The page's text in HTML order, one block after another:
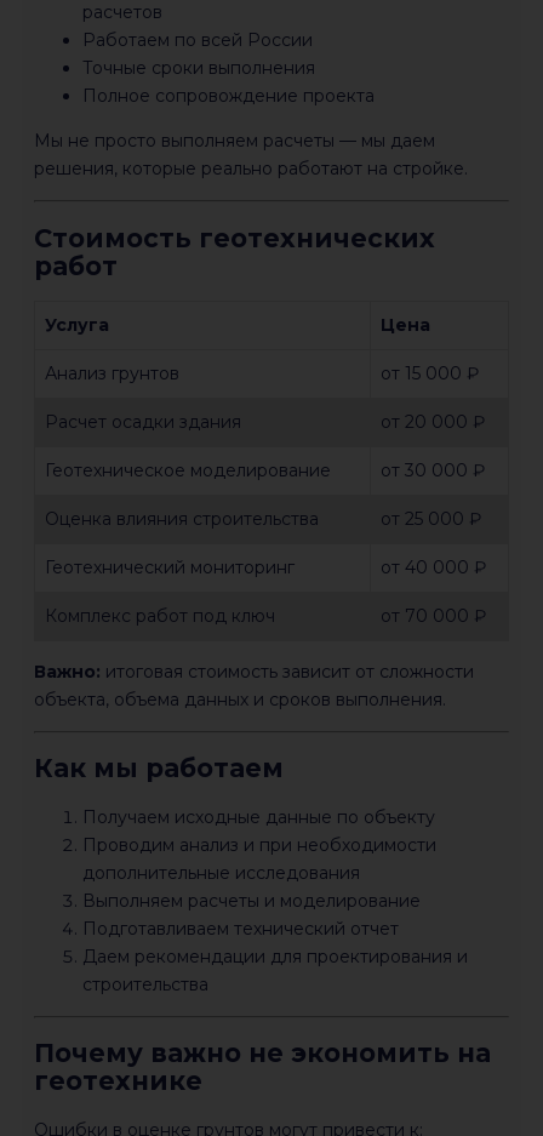
расчетов
Работаем по всей России
Точные сроки выполнения
Полное сопровождение проекта
Мы не просто выполняем расчеты — мы даем
решения, которые реально работают на стройке.
Стоимость геотехнических
работ
Услуга Цена
Анализ грунтов от 15 000 ₽
Расчет осадки здания от 20 000 ₽
Геотехническое моделирование от 30 000 ₽
Оценка влияния строительства от 25 000 ₽
Геотехнический мониторинг от 40 000 ₽
Комплекс работ под ключ от 70 000 ₽
Важно: итоговая стоимость зависит от сложности
объекта, объема данных и сроков выполнения.
Как мы работаем
Получаем исходные данные по объекту
Проводим анализ и при необходимости
дополнительные исследования
Выполняем расчеты и моделирование
Подготавливаем технический отчет
Даем рекомендации для проектирования и
строительства
Почему важно не экономить на
геотехнике
Ошибки в оценке грунтов могут привести к: